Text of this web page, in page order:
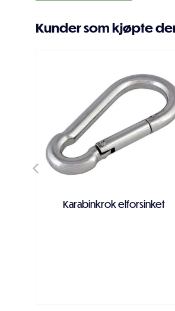
Kunder som kjøpte
Karabinkrok elforsinket